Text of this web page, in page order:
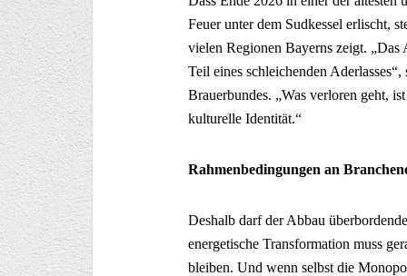
Feuer unter dem Sudkessel erlischt,
vielen Regionen Bayerns zeigt.
Teil eines schleichenden
Brauerbundes. „Was verloren geht,
kulturelle Identität.“
Rahmenbedingungen an
Deshalb darf der Abbau
energetische Transformation muss
bleiben. Und wenn selbst die